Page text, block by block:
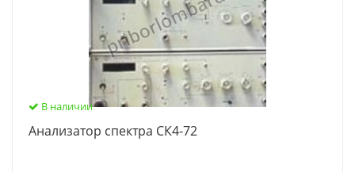
В наличии
Анализатор спектра СК4-72